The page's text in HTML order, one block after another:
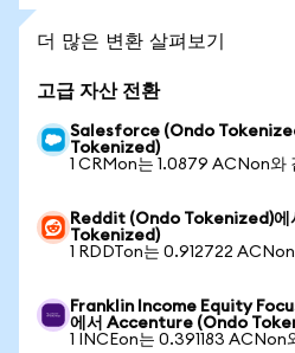
더 많은 변환 살펴보기
고급 자산 전환
Salesforce (Ondo
Tokenized)
1 CRMon는 1.0879 ACNon와
Reddit (Ondo Tokenized)
Tokenized)
1 RDDTon는 0.912722
Franklin Income Equity
에서 Accenture (Ondo
1 INCEon는 0.391183 ACNon